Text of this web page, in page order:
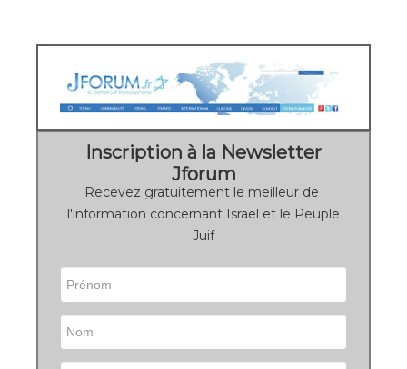
Inscription à la Newsletter
Jforum
Recevez gratuitement le meilleur de
l'information concernant Israël et le Peuple
Juif